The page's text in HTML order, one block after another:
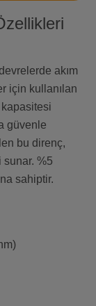
akım
için kullanılan
güvenle
bu direnç,
sunar. %5
sahiptir.